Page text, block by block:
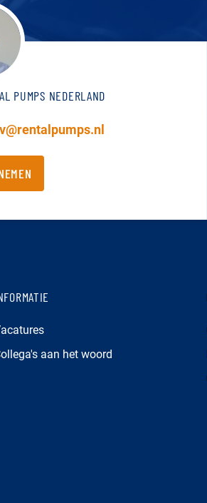
PUMPS NEDERLAND
aan het woord